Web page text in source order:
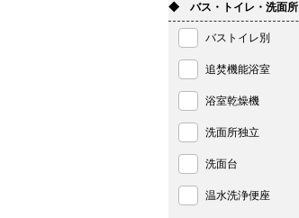
◆ バス・トイレ・洗面所
バストイレ別
追焚機能浴室
浴室乾燥機
洗面所独立
洗面台
温水洗浄便座